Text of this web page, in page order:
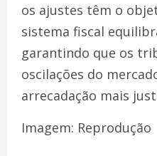
os ajustes têm o
sistema fiscal
garantindo que os
oscilações do
arrecadação mais
Imagem: Reprodução